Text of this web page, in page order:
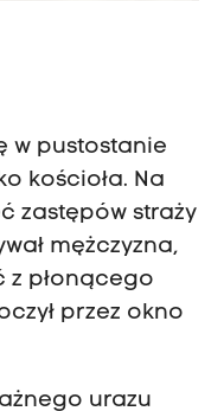
w pustostanie
kościoła. Na
zastępów straży
mężczyzna,
z płonącego
przez okno
urazu